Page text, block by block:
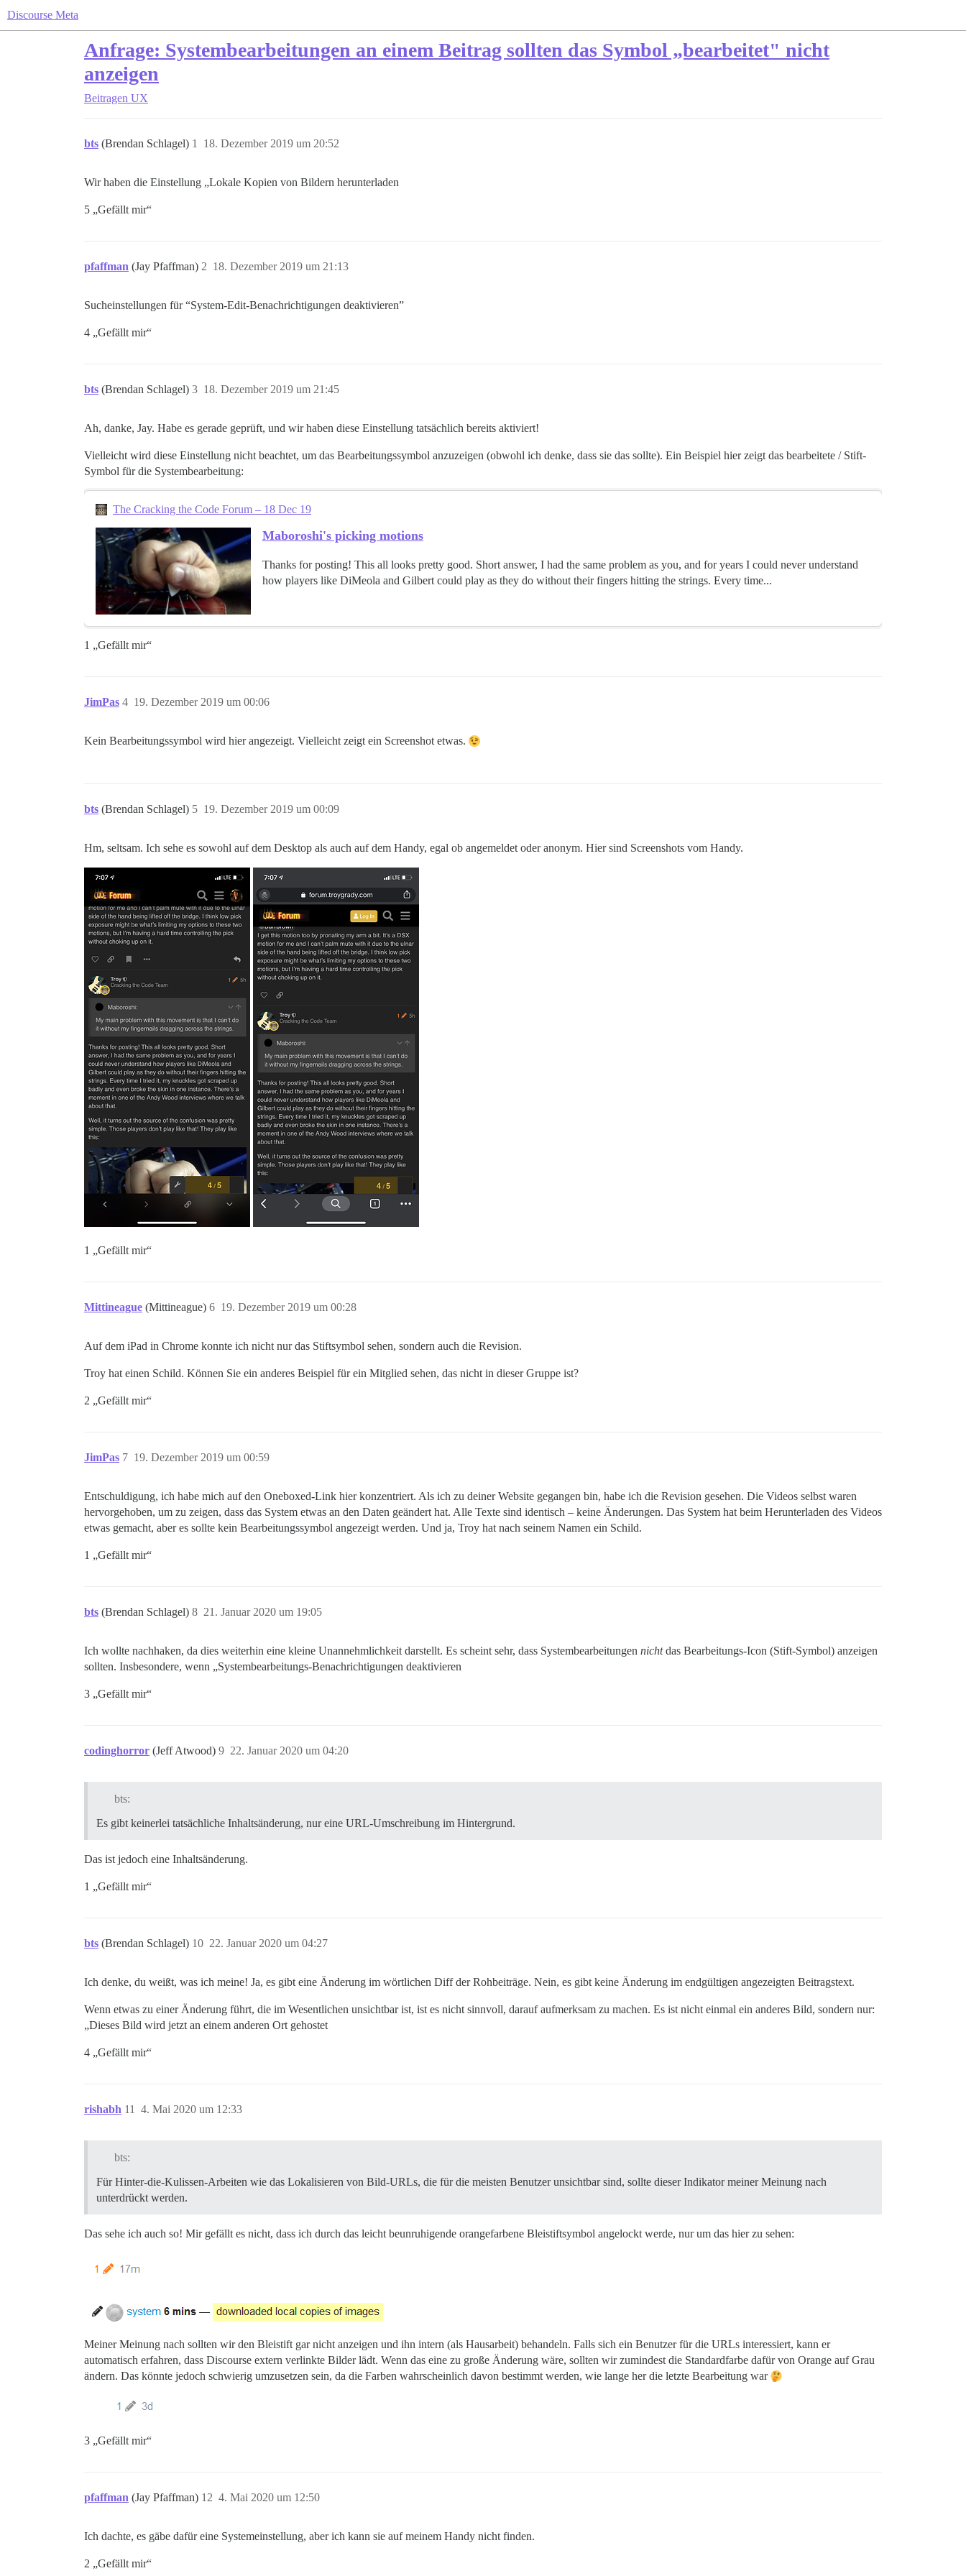
Discourse Meta
Anfrage: Systembearbeitungen an einem Beitrag sollten das Symbol „bearbeitet" nicht
anzeigen
Beitragen UX
bts (Brendan Schlagel) 18. Dezember 2019 um 20:52
1
Wir haben die Einstellung „Lokale Kopien von Bildern herunterladen
5 „Gefällt mir“
pfaffman (Jay Pfaffman) 18. Dezember 2019 um 21:13
2
Sucheinstellungen für “System-Edit-Benachrichtigungen deaktivieren”
4 „Gefällt mir“
bts (Brendan Schlagel) 18. Dezember 2019 um 21:45
3
Ah, danke, Jay. Habe es gerade geprüft, und wir haben diese Einstellung tatsächlich bereits aktiviert!
Vielleicht wird diese Einstellung nicht beachtet, um das Bearbeitungssymbol anzuzeigen (obwohl ich denke, dass sie das sollte). Ein Beispiel hier zeigt das bearbeitete / Stift-
Symbol für die Systembearbeitung:
The Cracking the Code Forum – 18 Dec 19
Maboroshi's picking motions
Thanks for posting! This all looks pretty good. Short answer, I had the same problem as you, and for years I could never understand
how players like DiMeola and Gilbert could play as they do without their fingers hitting the strings. Every time...
1 „Gefällt mir“
JimPas 19. Dezember 2019 um 00:06
4
Kein Bearbeitungssymbol wird hier angezeigt. Vielleicht zeigt ein Screenshot etwas.
bts (Brendan Schlagel) 19. Dezember 2019 um 00:09
5
Hm, seltsam. Ich sehe es sowohl auf dem Desktop als auch auf dem Handy, egal ob angemeldet oder anonym. Hier sind Screenshots vom Handy.
1 „Gefällt mir“
Mittineague (Mittineague) 19. Dezember 2019 um 00:28
6
Auf dem iPad in Chrome konnte ich nicht nur das Stiftsymbol sehen, sondern auch die Revision.
Troy hat einen Schild. Können Sie ein anderes Beispiel für ein Mitglied sehen, das nicht in dieser Gruppe ist?
2 „Gefällt mir“
JimPas 19. Dezember 2019 um 00:59
7
Entschuldigung, ich habe mich auf den Oneboxed-Link hier konzentriert. Als ich zu deiner Website gegangen bin, habe ich die Revision gesehen. Die Videos selbst waren
hervorgehoben, um zu zeigen, dass das System etwas an den Daten geändert hat. Alle Texte sind identisch – keine Änderungen. Das System hat beim Herunterladen des Videos
etwas gemacht, aber es sollte kein Bearbeitungssymbol angezeigt werden. Und ja, Troy hat nach seinem Namen ein Schild.
1 „Gefällt mir“
bts (Brendan Schlagel) 21. Januar 2020 um 19:05
8
Ich wollte nachhaken, da dies weiterhin eine kleine Unannehmlichkeit darstellt. Es scheint sehr, dass Systembearbeitungen nichtdas Bearbeitungs-Icon (Stift-Symbol) anzeigen
sollten. Insbesondere, wenn „Systembearbeitungs-Benachrichtigungen deaktivieren
3 „Gefällt mir“
codinghorror (Jeff Atwood) 22. Januar 2020 um 04:20
9
bts:
Es gibt keinerlei tatsächliche Inhaltsänderung, nur eine URL-Umschreibung im Hintergrund.
Das ist jedoch eine Inhaltsänderung.
1 „Gefällt mir“
bts (Brendan Schlagel) 22. Januar 2020 um 04:27
10
Ich denke, du weißt, was ich meine! Ja, es gibt eine Änderung im wörtlichen Diff der Rohbeiträge. Nein, es gibt keine Änderung im endgültigen angezeigten Beitragstext.
Wenn etwas zu einer Änderung führt, die im Wesentlichen unsichtbar ist, ist es nicht sinnvoll, darauf aufmerksam zu machen. Es ist nicht einmal ein anderes Bild, sondern nur:
„Dieses Bild wird jetzt an einem anderen Ort gehostet
4 „Gefällt mir“
rishabh 4. Mai 2020 um 12:33
11
bts:
Für Hinter-die-Kulissen-Arbeiten wie das Lokalisieren von Bild-URLs, die für die meisten Benutzer unsichtbar sind, sollte dieser Indikator meiner Meinung nach
unterdrückt werden.
Das sehe ich auch so! Mir gefällt es nicht, dass ich durch das leicht beunruhigende orangefarbene Bleistiftsymbol angelockt werde, nur um das hier zu sehen:
Meiner Meinung nach sollten wir den Bleistift gar nicht anzeigen und ihn intern (als Hausarbeit) behandeln. Falls sich ein Benutzer für die URLs interessiert, kann er
automatisch erfahren, dass Discourse extern verlinkte Bilder lädt. Wenn das eine zu große Änderung wäre, sollten wir zumindest die Standardfarbe dafür von Orange auf Grau
ändern. Das könnte jedoch schwierig umzusetzen sein, da die Farben wahrscheinlich davon bestimmt werden, wie lange her die letzte Bearbeitung war
3 „Gefällt mir“
pfaffman (Jay Pfaffman) 4. Mai 2020 um 12:50
12
Ich dachte, es gäbe dafür eine Systemeinstellung, aber ich kann sie auf meinem Handy nicht finden.
2 „Gefällt mir“